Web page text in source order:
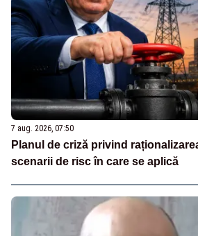
7 aug. 2026, 07:50
Planul de criză privind
scenarii de risc în care se aplică